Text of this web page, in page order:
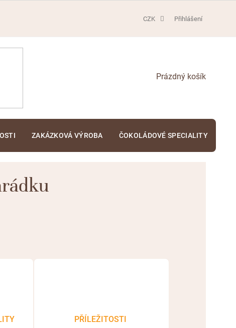
CZK Přihlášení
NÁKUPNÍ
ZAKÁZKOVÁ VÝROBA ČOKOLÁDOVÉ SPECIALITY
PŘÍLEŽITOSTI